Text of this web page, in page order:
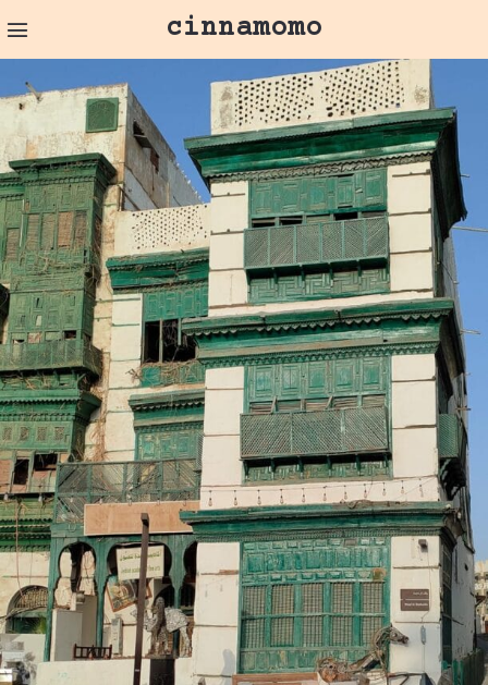
cinnamomo